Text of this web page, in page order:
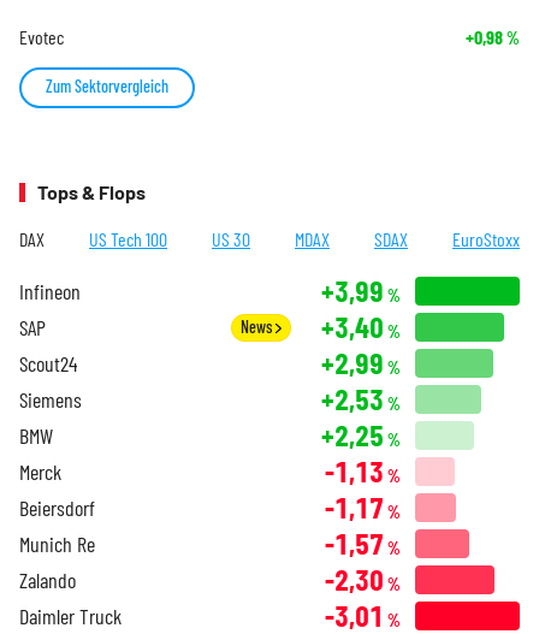
Evotec +0,98%
Zum Sektorvergleich
Tops & Flops
DAX US Tech 100 US 30 MDAX SDAX EuroStoxx
Infineon +3,99 %
SAP News +3,40 %
Scout24 +2,99 %
Siemens +2,53 %
BMW +2,25 %
Merck -1,13 %
Beiersdorf -1,17 %
Munich Re -1,57 %
Zalando -2,30 %
Daimler Truck -3,01 %